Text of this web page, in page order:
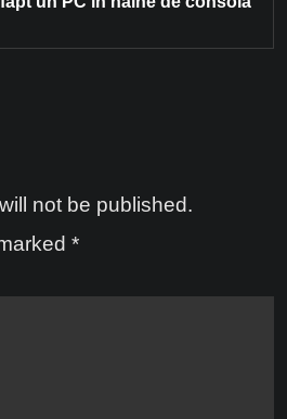
not be published.
*